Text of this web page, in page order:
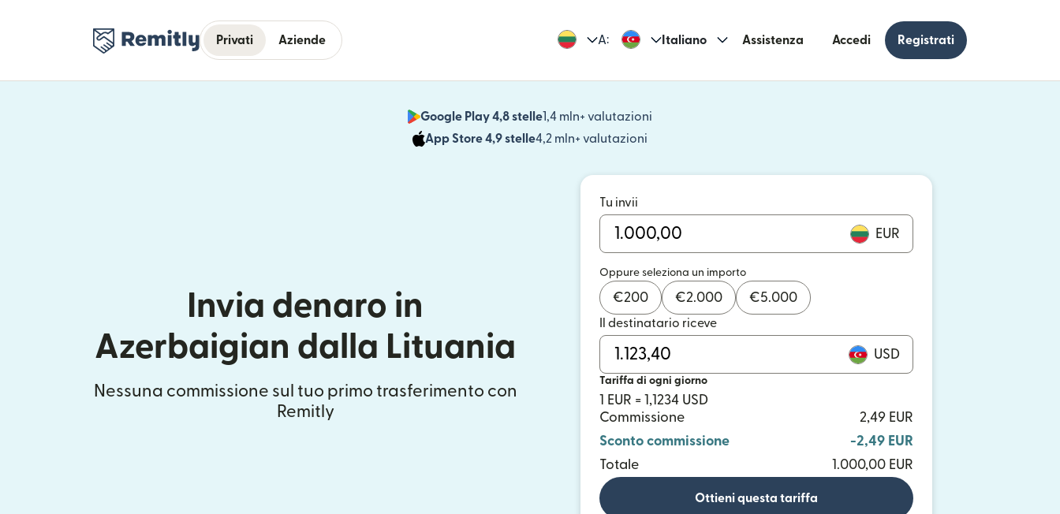
Privati Aziende A: Italiano Assistenza Accedi Registrati
Google Play 4,8 stelle1,4 mln+ valutazioni
App Store 4,9 stelle4,2 mln+ valutazioni
Invia denaro in
Azerbaigian dalla Lituania
Nessuna commissione sul tuo primo trasferimento con
Remitly
Tu invii
EUR
Oppure seleziona un importo
€200 €2.000 €5.000
Il destinatario riceve
USD
Tariffa di ogni giorno
1 EUR = 1,1234 USD
Commissione
2,49 EUR
Sconto commissione
-2,49 EUR
Totale
1.000,00 EUR
Ottieni questa tariffa